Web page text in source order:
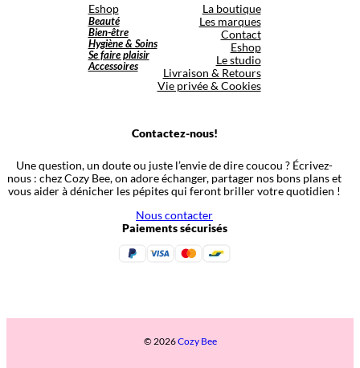
Eshop
Beauté
Bien-être
Hygiène & Soins
Se faire plaisir
Accessoires
La boutique
Les marques
Contact
Eshop
Le studio
Livraison & Retours
Vie privée & Cookies
Contactez-nous!
Une question, un doute ou juste l’envie de dire coucou ? Écrivez-
nous : chez Cozy Bee, on adore échanger, partager nos bons plans et
vous aider à dénicher les pépites qui feront briller votre quotidien !
Nous contacter
Paiements sécurisés
© 2026Cozy Bee